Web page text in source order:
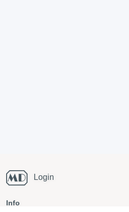
Login
Info